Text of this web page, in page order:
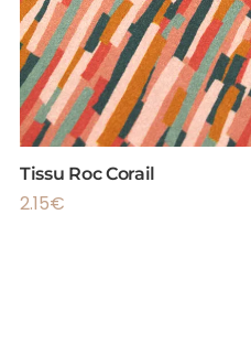
Tissu Roc Corail
2.15€